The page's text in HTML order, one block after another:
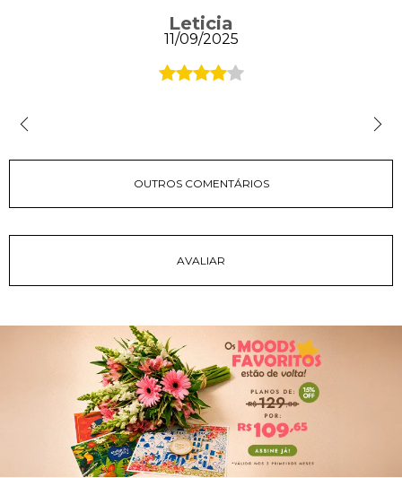
Leticia
11/09/2025
OUTROS COMENTÁRIOS